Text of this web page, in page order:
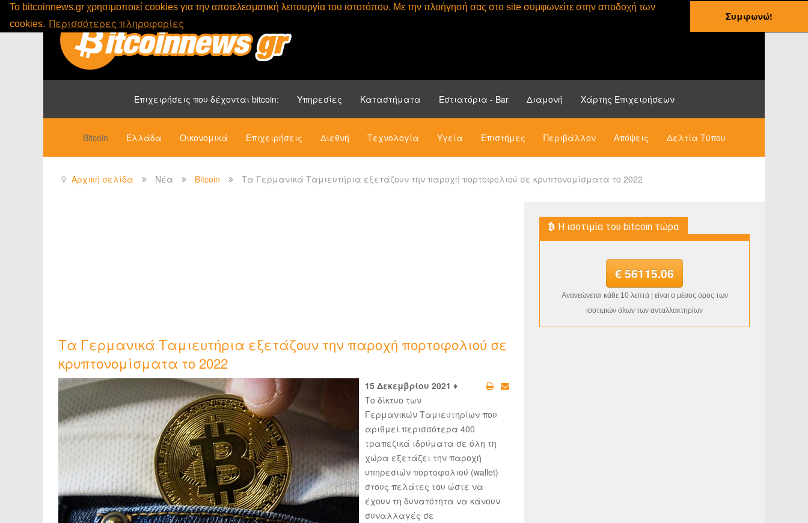
To bitcoinnews.gr χρησιμοποιεί cookies για την αποτελεσματική λειτουργία του ιστοτόπου. Με την πλοήγησή σας στο site συμφωνείτε στην αποδοχή των
cookies. Περισσότερες πληροφορίες Συμφωνώ!
Επιχειρήσεις που δέχονται bitcoin: Υπηρεσίες Καταστήματα Εστιατόρια - Bar Διαμονή Χάρτης Επιχειρήσεων
Bitcoin Ελλάδα Οικονομικά Επιχειρήσεις Διεθνή Τεχνολογία Υγεία Επιστήμες Περιβάλλον Απόψεις Δελτία Τύπου
Αρχική σελίδα Νέα Bitcoin Τα Γερμανικά Ταμιευτήρια εξετάζουν την παροχή πορτοφολιού σε κρυπτονομίσματα το 2022
Τα Γερμανικά Ταμιευτήρια εξετάζουν την παροχή πορτοφολιού σε
κρυπτονομίσματα το 2022
15 Δεκεμβρίου 2021 ♦
Το δίκτυο των
Γερμανικών Ταμιευτηρίων που
αριθμεί περισσότερα 400
τραπεζικά ιδρύματα σε όλη τη
χώρα εξετάζει την παροχή
υπηρεσιών πορτοφολιού (wallet)
στους πελάτες του ώστε να
έχουν τη δυνατότητα να κάνουν
συναλλαγές σε
H ισοτιμία του bitcoin τώρα
€ 56115.06
Ανανεώνεται κάθε 10 λεπτά | είναι ο μέσος όρος των
ισοτιμιών όλων των ανταλλακτηρίων